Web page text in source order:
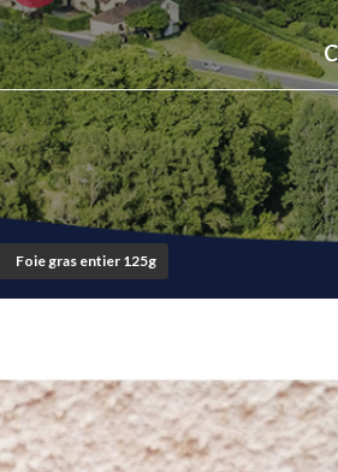
Foie gras entier 125g